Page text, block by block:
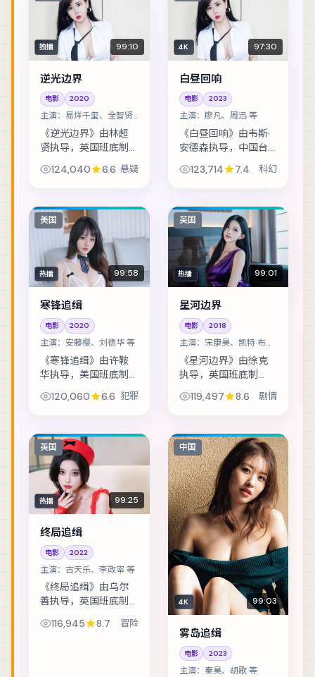
独播 99:10
逆光边界
电影 2020
主演： 易烊千玺、全智贤
等
《逆光边界》由林超
贤执导，英国班底制
作，类型定位为悬
疑。渔村少年捡到陌
走私与反走私的漩
涡。主演包括易烊千
玺、全智贤、金城武
等...
124,040 6.6 悬疑
4K 97:30
白昼回响
电影 2023
主演： 廖凡、周迅 等
《白昼回响》由韦斯·
安德森执导，中国台
湾班底制作，类型定
位为科幻。音乐节后
乐队卷入更大的阴
谋。主演包括廖凡、
周迅、梁朝伟 等，...
123,714 7.4 科幻
美国
热播 99:58
寒锋追缉
电影 2020
主演： 安藤樱、刘德华 等
《寒锋追缉》由许鞍
华执导，美国班底制
罪。雨夜里的匿名来
途。主演包括安藤
樱、刘德华、绫野刚
等，...
120,060 6.6 犯罪
英国
热播 99:01
星河边界
电影 2018
主演： 宋康昊、凯特·布兰
切特 等
《星河边界》由徐克
执导，英国班底制
情。古籍修复师发现
主演包括宋康昊、凯
特·布兰切特、朱一龙
...
119,497 8.6 剧情
英国
热播 99:25
终局追缉
电影 2022
主演： 古天乐、李政宰 等
《终局追缉》由乌尔
善执导，英国班底制
险。一场看似普通的
116,945 8.7 冒险
中国
4K 99:03
雾岛追缉
电影 2023
主演： 秦昊、胡歌 等